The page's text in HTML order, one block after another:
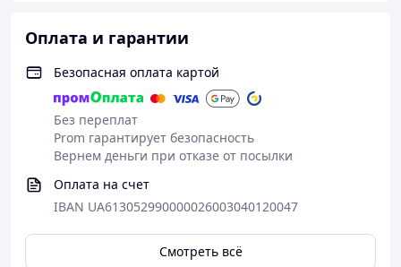
Оплата и гарантии
Безопасная оплата картой
Без переплат
Prom гарантирует безопасность
Вернем деньги при отказе от посылки
Оплата на счет
IBAN UA613052990000026003040120047
Смотреть всё